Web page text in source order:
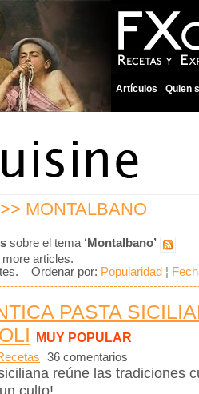
Artículos Quien
>> MONTALBANO
sobre el tema ‘Montalbano’
more articles.
Ordenar por: Popularidad ¦
PASTA
MUY POPULAR
36 comentarios
reúne las tradiciones
culto!